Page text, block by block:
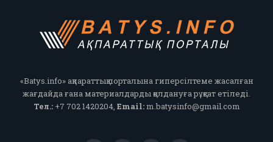
«Batys.info» ақпараттық порталына гиперсілтеме жасалған
жағдайда ғана материалдарды қолдануға рұқсат етіледі.
Тел.:+7 702 1420204, Email:m.batysinfo@gmail.com